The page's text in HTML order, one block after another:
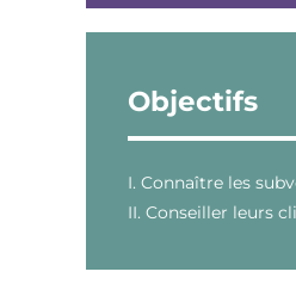
Objectifs
I. Connaître les
II. Conseiller leurs